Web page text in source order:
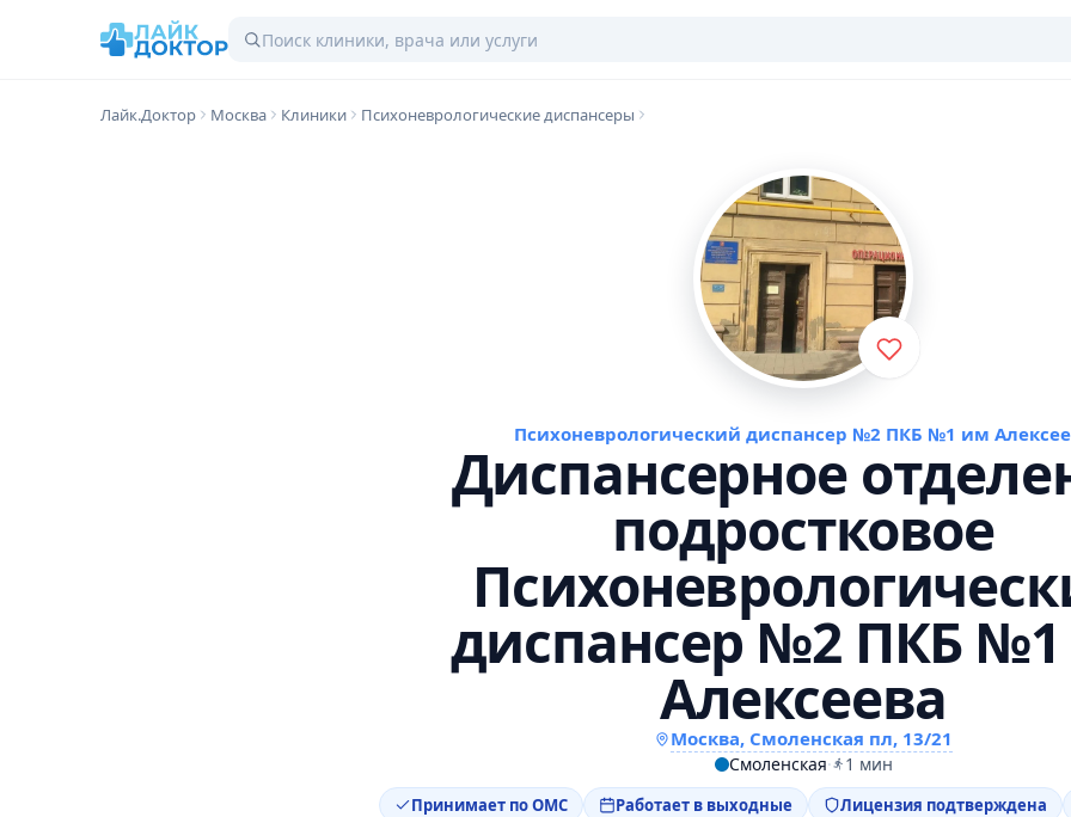
Лайк.Доктор Москва Клиники Психоневрологические диспансеры
Психоневрологический диспансер №2 ПКБ №1 им
Диспансерное
подростковое
диспансер №2 ПКБ
Алексеева
Москва, Смоленская пл, 13/21
Смоленская· 1 мин
Принимает по ОМС Работает в выходные Лицензия подтверждена